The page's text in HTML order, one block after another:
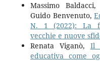
Massimo
Guido Benvenuto,
N. 1 (2022): La
vecchie e nuove
Renata Viganò, Il
educativa come